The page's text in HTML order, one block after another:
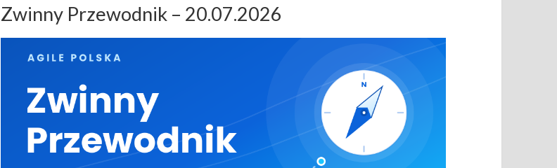
Zwinny Przewodnik – 20.07.2026